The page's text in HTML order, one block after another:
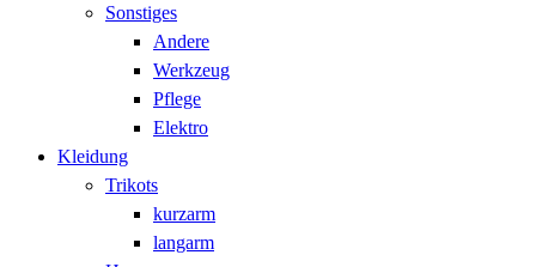
Sonstiges
Andere
Werkzeug
Pflege
Elektro
Kleidung
Trikots
kurzarm
langarm